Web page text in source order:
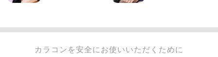
カラコンを安全にお使いいただくために